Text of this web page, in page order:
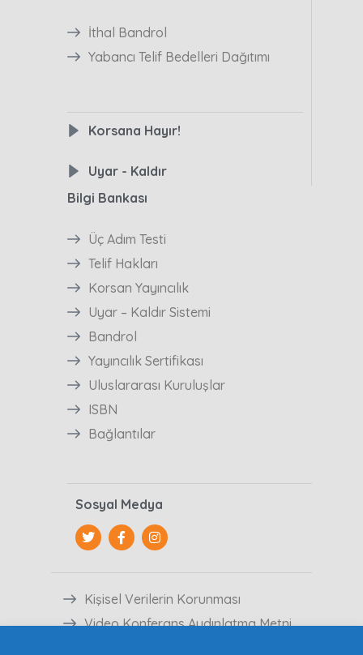
İthal Bandrol
Yabancı Telif Bedelleri Dağıtımı
Korsana Hayır!
Uyar - Kaldır
Bilgi Bankası
Üç Adım Testi
Telif Hakları
Korsan Yayıncılık
Uyar – Kaldır Sistemi
Bandrol
Yayıncılık Sertifikası
Uluslararası Kuruluşlar
ISBN
Bağlantılar
Sosyal Medya
Kişisel Verilerin Korunması
Video Konferans Aydınlatma Metni